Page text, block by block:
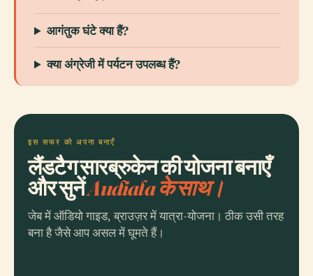
आगंतुक घंटे क्या हैं?
क्या अंग्रेजी में पर्यटन उपलब्ध हैं?
इस सफर को अपना बनाएँ
लैंडटैग सारब्रुकेन की योजना बनाएँ
और सुनेंAudiala के साथ।
जेब में ऑडियो गाइड, ब्राउज़र में यात्रा-योजना। ठीक उसी तरह
बना है जैसे आप असल में घूमते हैं।